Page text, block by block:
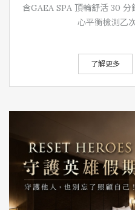
含GAEA SPA 頂輪舒活 30
心平衡檢測乙
了解更多